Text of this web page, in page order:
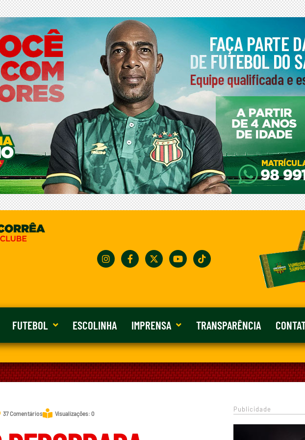
FUTEBOL ESCOLINHA IMPRENSA TRANSPARÊNCIA
37 Comentários Visualizações: 0
Publicidade